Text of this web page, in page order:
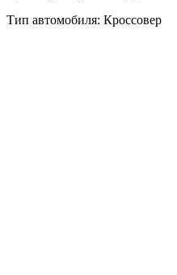
Тип автомобиля: Кроссовер